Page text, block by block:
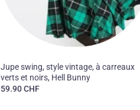
Jupe swing, style vintage, à carreaux
verts et noirs, Hell Bunny
59.90CHF